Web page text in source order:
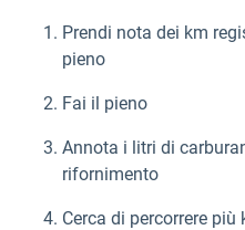
Prendi nota dei km
pieno
Fai il pieno
Annota i litri di
rifornimento
Cerca di percorrere